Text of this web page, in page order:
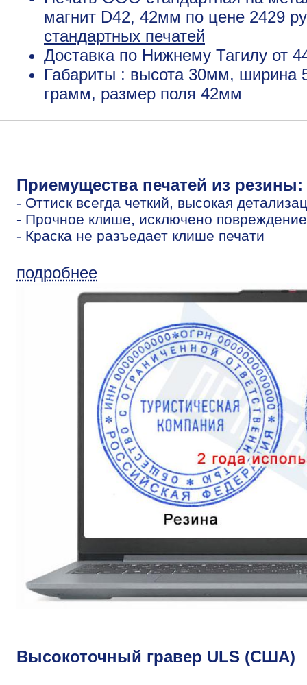
магнит D42, 42мм по цене 2429
стандартных печатей
Доставка по Нижнему Тагилу от
Габариты : высота 30мм, ширина
грамм, размер поля 42мм
Приемущества печатей из резины:
- Оттиск всегда четкий, высокая
- Прочное клише, исключено
- Краска не разъедает клише печати
подробнее
Высокоточный гравер ULS (США)